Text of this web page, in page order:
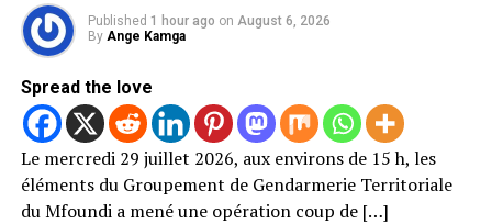
Published 1 hour ago on August 6, 2026
By Ange Kamga
Spread the love
Le mercredi 29 juillet 2026, aux environs de 15 h, les
éléments du Groupement de Gendarmerie Territoriale
du Mfoundi a mené une opération coup de […]